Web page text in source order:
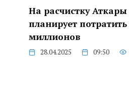
На расчистку
планирует
миллионов
28.04.2025 09:50